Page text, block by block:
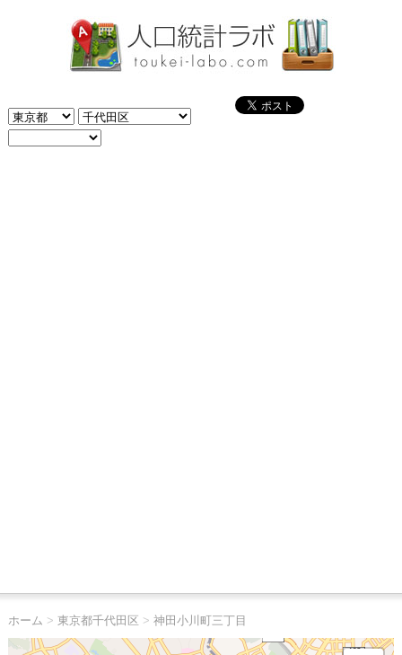
ホーム > 東京都千代田区 > 神田小川町三丁目